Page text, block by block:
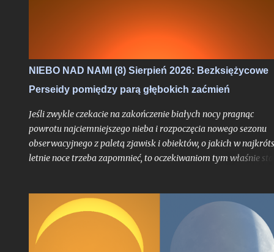
NIEBO NAD NAMI (8) Sierpień 2026: Bezksiężycowe
Perseidy pomiędzy parą głębokich zaćmień
Jeśli zwykle czekacie na zakończenie białych nocy pragnąc
powrotu najciemniejszego nieba i rozpoczęcia nowego sezonu
obserwacyjnego z paletą zjawisk i obiektów, o jakich w
letnie noce trzeba zapomnieć, to oczekiwaniom tym właśnie
tym roku, trudno bowiem w najnowszej historii znaleźć
przypadek takiego sierpnia, który wiązałby się z
kumulacją wspaniałości na skalę jak w 2026 roku. O ile bowiem
najsłynniejszy rój meteorów nie jest dla tego miesiąca